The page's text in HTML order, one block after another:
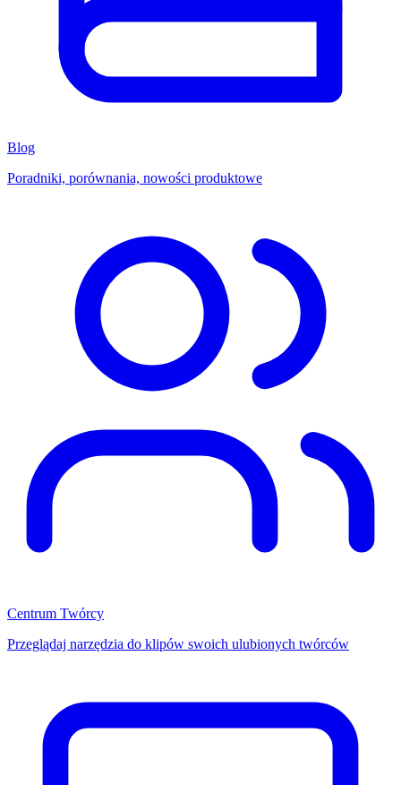
Blog
Poradniki, porównania, nowości produktowe
Centrum Twórcy
Przeglądaj narzędzia do klipów swoich ulubionych twórców